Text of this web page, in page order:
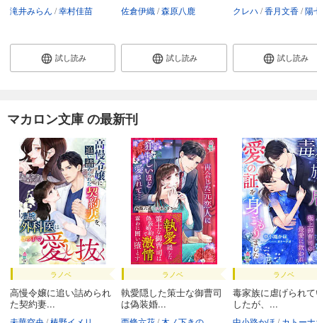
滝井みらん 幸村佳苗
試し読み
佐倉伊織 森原八鹿
試し読み
クレハ 香月文香 陽
試し読み
マカロン文庫 の最新刊
ラノベ
高慢令嬢に追い詰められ
た契約妻...
ラノベ
執愛隠した策士な御曹司
は偽装婚...
ラノベ
毒家族に虐げられ
したが、...